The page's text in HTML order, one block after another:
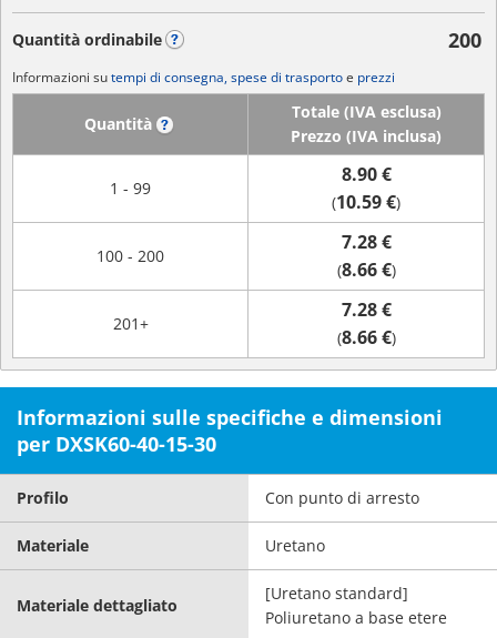
Quantità ordinabile 200
Informazioni sutempi di consegna, spese di trasportoe prezzi
Quantità
Totale (IVA esclusa)
Prezzo (IVA inclusa)
1 - 99
8.90 €
(10.59 €)
100 - 200
7.28 €
(8.66 €)
201+
7.28 €
(8.66 €)
Informazioni sulle specifiche e dimensioni
per DXSK60-40-15-30
Profilo Con punto di arresto
Materiale Uretano
Materiale dettagliato
[Uretano standard]
Poliuretano a base etere